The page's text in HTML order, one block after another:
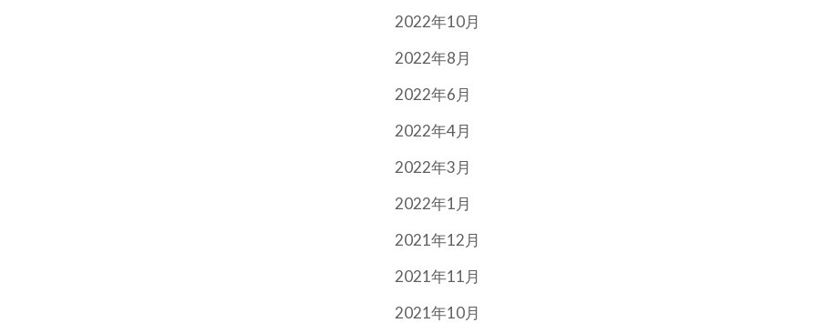
2022年10月
2022年8月
2022年6月
2022年4月
2022年3月
2022年1月
2021年12月
2021年11月
2021年10月